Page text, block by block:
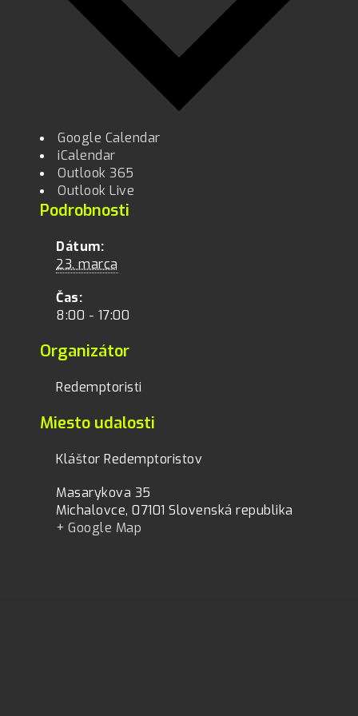
Google Calendar
iCalendar
Outlook 365
Outlook Live
Podrobnosti
Dátum:
23. marca
Čas:
8:00 - 17:00
Organizátor
Redemptoristi
Miesto udalosti
Kláštor Redemptoristov
Masarykova 35
Michalovce, 07101 Slovenská republika
+ Google Map